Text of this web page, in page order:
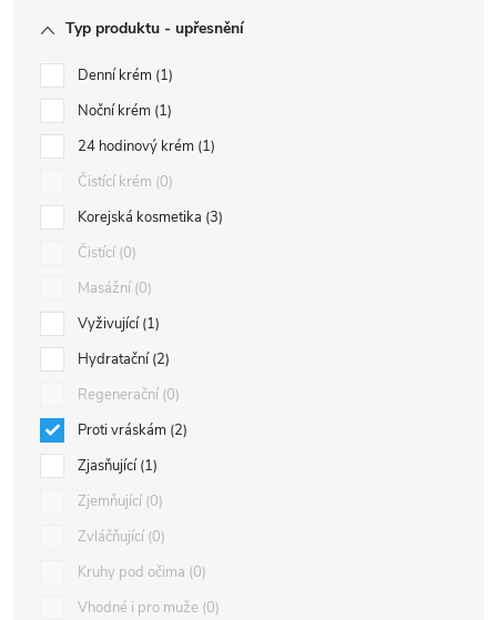
Typ produktu - upřesnění
Denní krém 1
Noční krém 1
24 hodinový krém 1
Čistící krém 0
Korejská kosmetika 3
Čistící 0
Masážní 0
Vyživující 1
Hydratační 2
Regenerační 0
Proti vráskám 2
Zjasňující 1
Zjemňující 0
Zvláčňující 0
Kruhy pod očima 0
Vhodné i pro muže 0